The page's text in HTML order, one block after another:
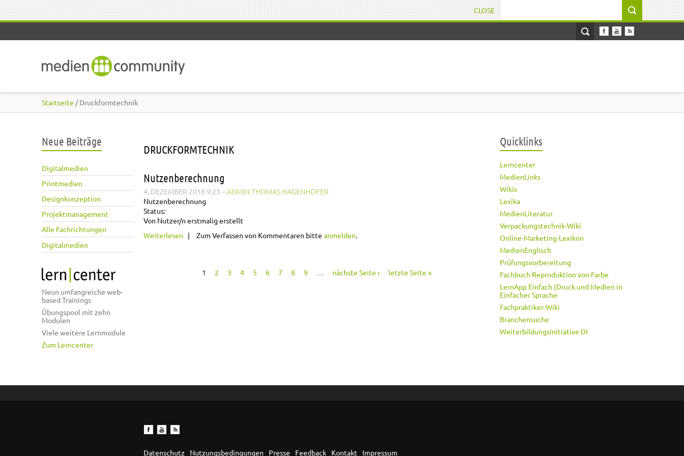
CLOSE
Startseite / Druckformtechnik
Neue Beiträge
Digitalmedien
Printmedien
Designkonzeption
Projektmanagement
Alle Fachrichtungen
Digitalmedien
Neun umfangreiche web-
based Trainings
Übungspool mit zehn
Modulen
Viele weitere Lernmodule
Zum Lerncenter
DRUCKFORMTECHNIK
Nutzenberechnung
4. DEZEMBER 2018 9:23 –ADMIN THOMAS HAGENHOFER
Nutzenberechnung
Status:
Von Nutzer/n erstmalig erstellt
Weiterlesen über Nutzenberechnung
Zum Verfassen von Kommentaren bitte anmelden.
1 2 3 4 5 6 7 8 9 … nächste Seite › letzte Seite »
Quicklinks
Lerncenter
MedienLinks
Wikis
Lexika
MedienLiteratur
Verpackungstechnik-Wiki
Online-Marketing-Lexikon
MedienEnglisch
Prüfungsvorbereitung
Fachbuch Reproduktion von Farbe
LernApp Einfach (Druck und Medien in
Einfacher Sprache
Fachpraktiker-Wiki
Branchensuche
Weiterbildungsinitiative DI
Datenschutz Nutzungsbedingungen Presse Feedback Kontakt Impressum